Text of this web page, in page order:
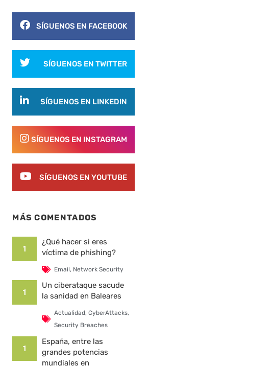
SÍGUENOS EN FACEBOOK
SÍGUENOS EN TWITTER
SÍGUENOS EN LINKEDIN
SÍGUENOS EN INSTAGRAM
SÍGUENOS EN YOUTUBE
MÁS COMENTADOS
1
¿Qué hacer si eres
víctima de phishing?
Email, Network Security
1
Un ciberataque sacude
la sanidad en Baleares
Actualidad, CyberAttacks,
Security Breaches
1
España, entre las
grandes potencias
mundiales en